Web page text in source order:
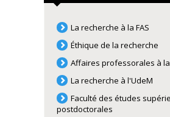
La recherche à la FAS
Éthique de la recherche
Affaires professorales à la
La recherche à l'UdeM
Faculté des études
postdoctorales